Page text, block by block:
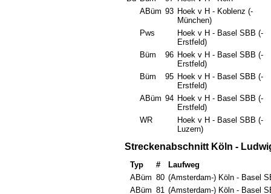
ABüm 93 Hoek v H - Koblenz (-
München)
Pws
Hoek v H - Basel SBB (-
Erstfeld)
Büm
96 Hoek v H - Basel SBB (-
Erstfeld)
Büm
95 Hoek v H - Basel SBB (-
Erstfeld)
ABüm 94 Hoek v H - Basel SBB (-
Erstfeld)
WR
Hoek v H - Basel SBB (-
Luzern)
Streckenabschnitt Köln -
Typ #
Laufweg
ABüm 80 (Amsterdam-) Köln - Basel
ABüm 81 (Amsterdam-) Köln - Basel